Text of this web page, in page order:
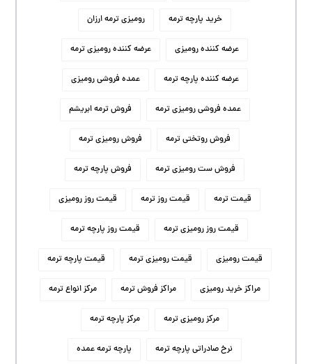
خرید پارچه ترمه رومیزی ترمه ارزان
عرضه کننده رومیزی عرضه کننده رومیزی ترمه
عرضه کننده پارچه ترمه عمده فروشی رومیزی
عمده فروشی رومیزی ترمه فروش ترمه ابریشم
فروش روتختی ترمه فروش رومیزی ترمه
فروش ست رومیزی ترمه فروش پارچه ترمه
قیمت ترمه قیمت روز ترمه قیمت روز رومیزی
قیمت روز رومیزی ترمه قیمت روز پارچه ترمه
قیمت رومیزی قیمت رومیزی ترمه قیمت پارچه ترمه
مراکز خرید رومیزی مراکز فروش ترمه مرکز انواع ترمه
مرکز رومیزی ترمه مرکز پارچه ترمه
نرخ صادراتی پارچه ترمه پارچه ترمه عمده